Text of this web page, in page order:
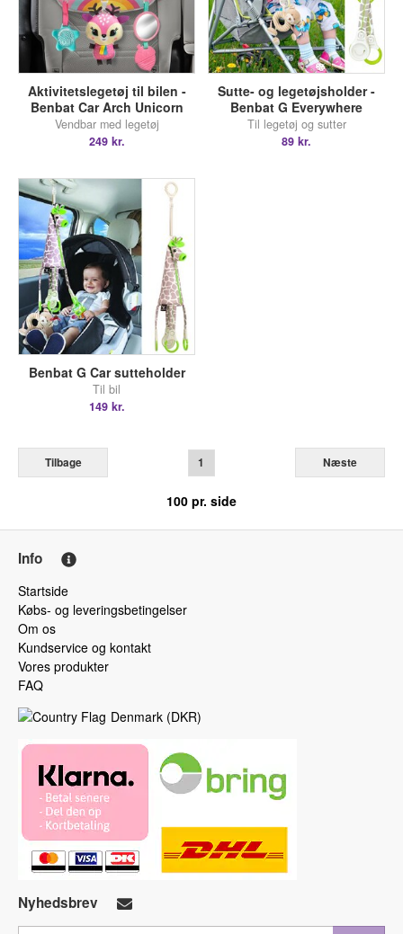
Aktivitetslegetøj til bilen -
Benbat Car Arch Unicorn
Vendbar med legetøj
249 kr.
Sutte- og legetøjsholder -
Benbat G Everywhere
Til legetøj og sutter
89 kr.
Benbat G Car sutteholder
Til bil
149 kr.
Tilbage 1 Næste
100 pr. side
Info
Startside
Købs- og leveringsbetingelser
Om os
Kundservice og kontakt
Vores produkter
FAQ
Denmark (DKR)
Nyhedsbrev